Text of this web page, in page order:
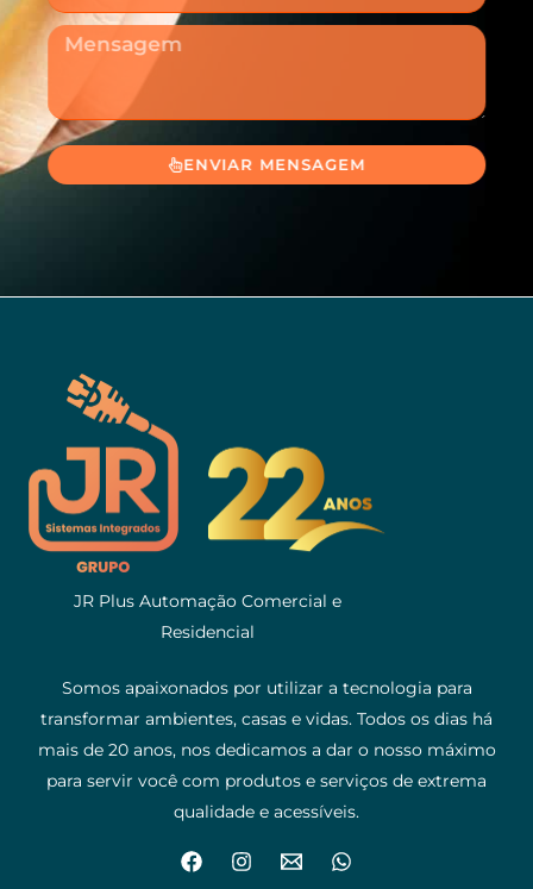
Mensagem
ENVIAR MENSAGEM
JR Plus Automação Comercial e
Residencial
Somos apaixonados por utilizar a tecnologia para
transformar ambientes, casas e vidas. Todos os dias há
mais de 20 anos, nos dedicamos a dar o nosso máximo
para servir você com produtos e serviços de extrema
qualidade e acessíveis.